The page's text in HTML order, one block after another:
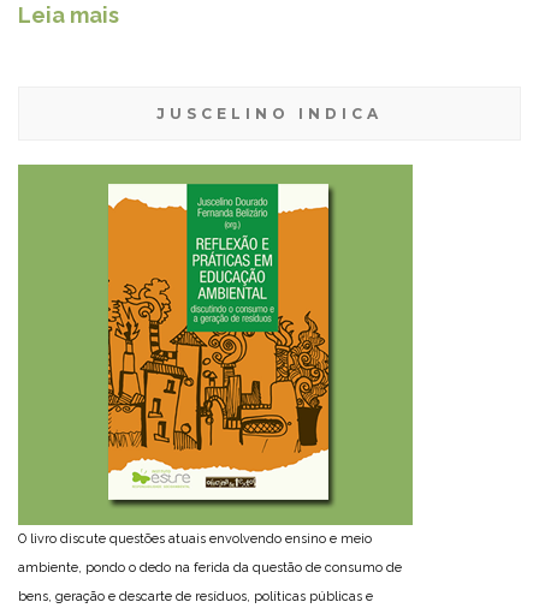
Leia mais
JUSCELINO INDICA
O livro discute questões atuais envolvendo ensino e meio
ambiente, pondo o dedo na ferida da questão de consumo de
bens, geração e descarte de resíduos, políticas públicas e